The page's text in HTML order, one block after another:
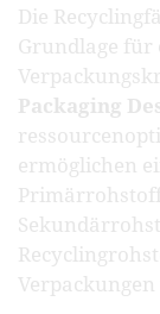
Die
Grundlage
Packaging
ermöglichen